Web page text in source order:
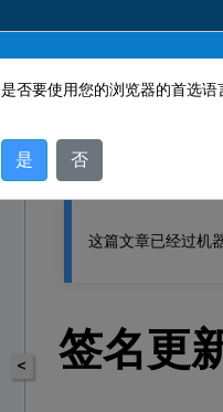
此内容已经过机器动态翻译
<
这篇文章已经过机
签名更
是否要使用您的浏览器的首选语
是 否